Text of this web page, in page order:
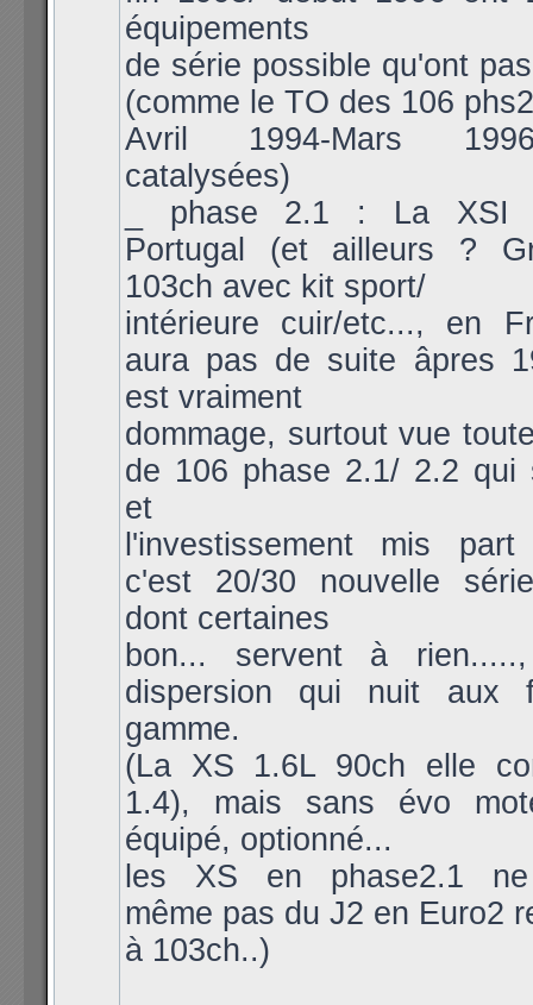
équipements
de série possible qu'ont
(comme le TO des 106
Avril 1994-Mars
catalysées)
_ phase 2.1 : La XSI
Portugal (et ailleurs ?
103ch avec kit sport/
intérieure cuir/etc..., en
aura pas de suite âpres
est vraiment
dommage, surtout vue
de 106 phase 2.1/ 2.2 qui
et
l'investissement mis
c'est 20/30 nouvelle
dont certaines
bon... servent à
dispersion qui nuit aux
gamme.
(La XS 1.6L 90ch elle
1.4), mais sans évo
équipé, optionné...
les XS en phase2.1 ne
même pas du J2 en Euro2
à 103ch..)